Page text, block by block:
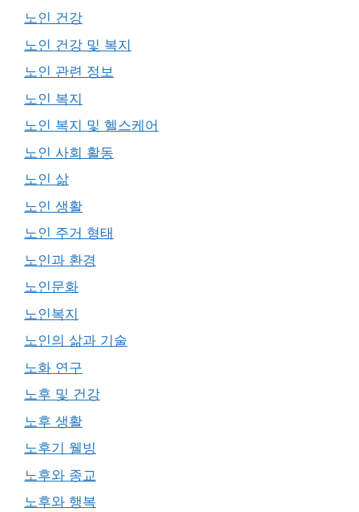
노인 건강
노인 건강 및 복지
노인 관련 정보
노인 복지
노인 복지 및 헬스케어
노인 사회 활동
노인 삶
노인 생활
노인 주거 형태
노인과 환경
노인문화
노인복지
노인의 삶과 기술
노화 연구
노후 및 건강
노후 생활
노후기 웰빙
노후와 종교
노후와 행복